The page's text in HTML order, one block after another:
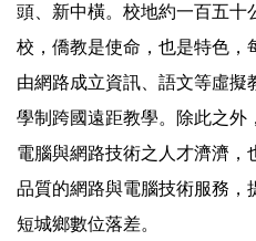
頭、新中橫。校地約一百五十
校，僑教是使命，也是特色，
由網路成立資訊、語文等虛
學制跨國遠距教學。除此之外
電腦與網路技術之人才濟濟，
品質的網路與電腦技術服務，
短城鄉數位落差。